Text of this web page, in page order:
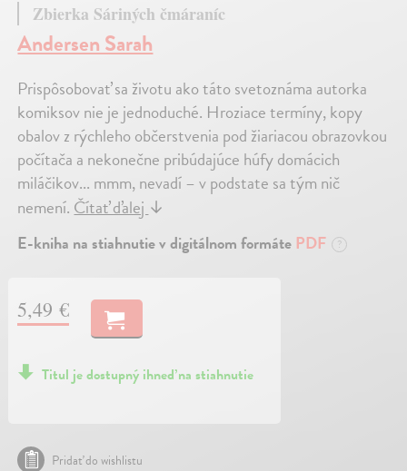
Zbierka Sáriných čmáraníc
Andersen Sarah
Prispôsobovať sa životu ako táto svetoznáma autorka
komiksov nie je jednoduché. Hroziace termíny, kopy
obalov z rýchleho občerstvenia pod žiariacou obrazovkou
počítača a nekonečne pribúdajúce húfy domácich
miláčikov... mmm, nevadí – v podstate sa tým nič
nemení.Čítať ďalej↓
E-kniha na stiahnutie v digitálnom formáte PDF ?
5,49 €
Titul je dostupný ihneď na stiahnutie
Pridať do wishlistu